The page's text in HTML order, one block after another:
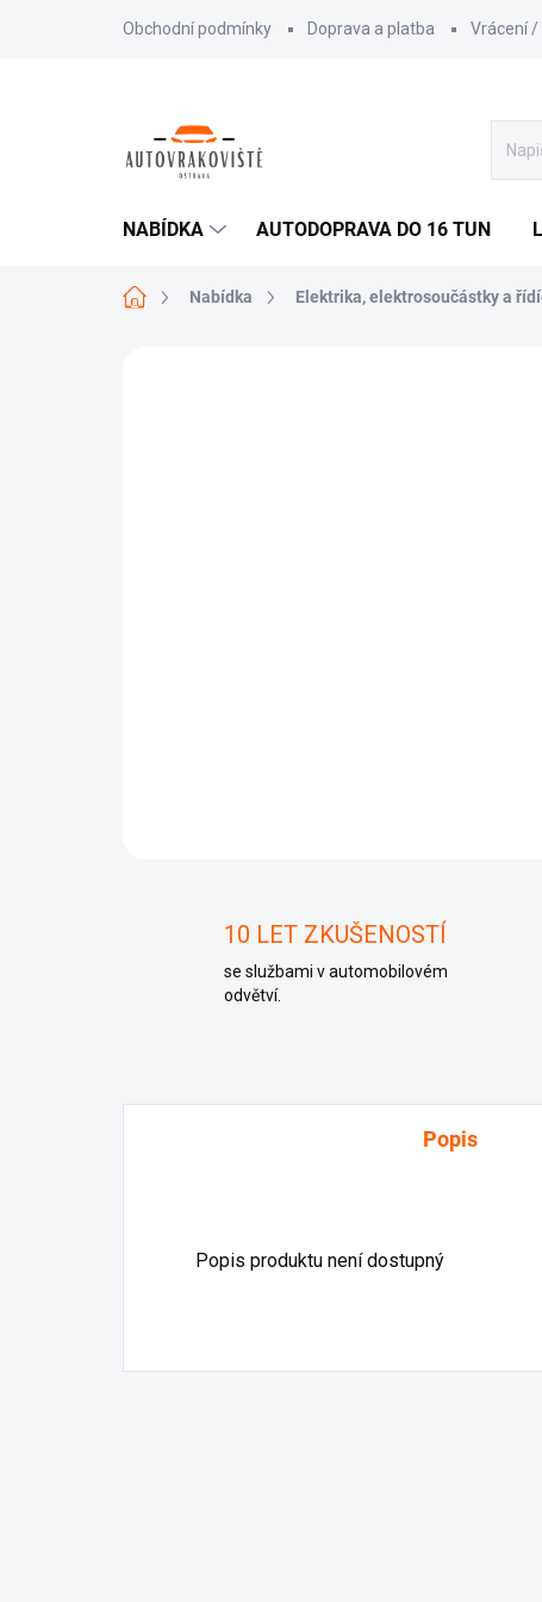
Obchodní podmínky Doprava a platba Vrácení /
NABÍDKA AUTODOPRAVA DO 16 TUN
Domů Nabídka Elektrika, elektrosoučástky a
10 LET ZKUŠENOSTÍ
se službami v automobilovém
odvětví.
Popis
Popis produktu není dostupný